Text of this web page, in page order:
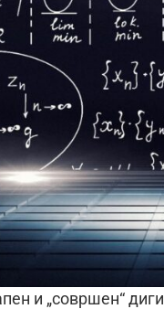
и „совршен“